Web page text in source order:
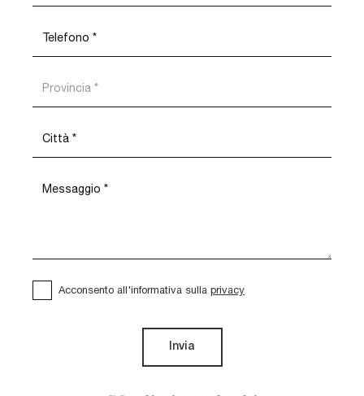
Acconsento all'informativa sulla privacy
Invia